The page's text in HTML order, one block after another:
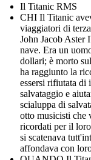
Il Titanic RMS
CHI Il Titanic
viaggiatori di
John Jacob Aster
nave. Era un
dollari; è morto
ha raggiunto la
essersi rifiutata di
salvataggio e
scialuppa di
otto musicisti che
ricordati per il
si scatenava
affondava con